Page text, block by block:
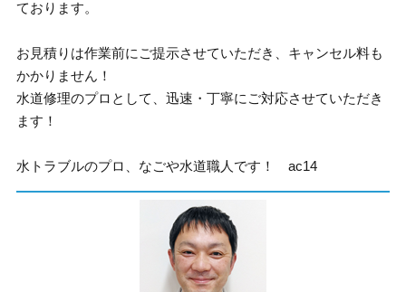
ております。
お見積りは作業前にご提示させていただき、キャンセル料も
かかりません！
水道修理のプロとして、迅速・丁寧にご対応させていただき
ます！
水トラブルのプロ、なごや水道職人です！ ac14